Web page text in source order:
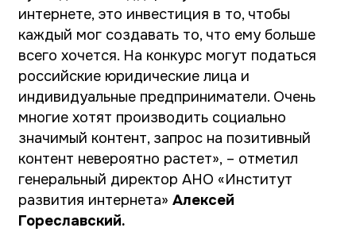
Далее блогеры приняли участие в
суперлекциях. На суперлекции «Публикуй по
правилам: твои права в социальных сетях»
от финалистки проекта «ТопБЛОГ» и
доцента МГЮАЕлены Гринь,
основательницы Высшей школы медиации,
адвоката с 19-летним стажем Юлии
Дубининойи заместителя главного
редактора Российского агентства правовой
информации (РАПСИ)Ольги Бинды. Елена
рассказала о правилах, которые необходимо
соблюдать при репосте контента: всегда